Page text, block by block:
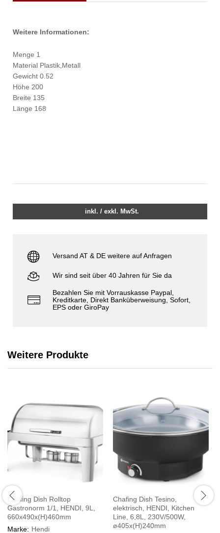
Weitere Informationen:
Menge 1
Material Plastik,Metall
Gewicht 0.52
Höhe 200
Breite 135
Länge 168
inkl. / exkl. MwSt.
Versand AT & DE weitere auf Anfragen
Wir sind seit über 40 Jahren für Sie da
Bezahlen Sie mit Vorrauskasse Paypal,
Kreditkarte, Direkt Banküberweisung, Sofort,
EPS oder GiroPay
Weitere Produkte
Chafing Dish Rolltop
Gastronorm 1/1, HENDI, 9L,
660x490x(H)460mm
Marke: Hendi
Chafing Dish Tesino,
elektrisch, HENDI, Kitchen
Line, 6,8L, 230V/500W,
ø405x(H)240mm